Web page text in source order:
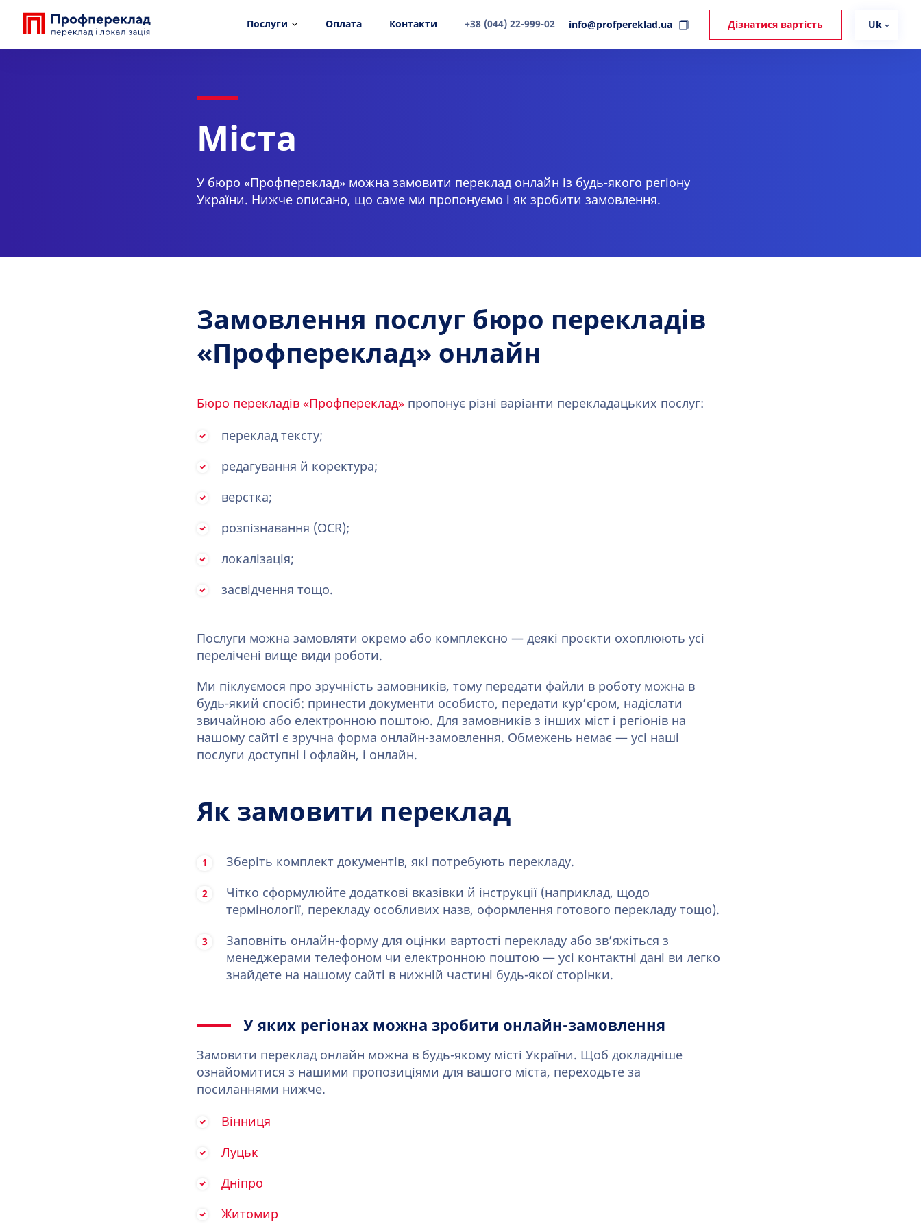
Послуги Оплата Контакти +38 (044) 22-999-02 info@profpereklad.ua Дізнатися вартість Uk
Міста
У бюро «Профпереклад» можна замовити переклад онлайн із будь-якого регіону
України. Нижче описано, що саме ми пропонуємо і як зробити замовлення.
Замовлення послуг бюро перекладів
«Профпереклад» онлайн
Бюро перекладів «Профпереклад» пропонує різні варіанти перекладацьких послуг:
переклад тексту;
редагування й коректура;
верстка;
розпізнавання (OCR);
локалізація;
засвідчення тощо.
Послуги можна замовляти окремо або комплексно — деякі проєкти охоплюють усі
перелічені вище види роботи.
Ми піклуємося про зручність замовників, тому передати файли в роботу можна в
будь-який спосіб: принести документи особисто, передати кур’єром, надіслати
звичайною або електронною поштою. Для замовників з інших міст і регіонів на
нашому сайті є зручна форма онлайн-замовлення. Обмежень немає — усі наші
послуги доступні і офлайн, і онлайн.
Як замовити переклад
Зберіть комплект документів, які потребують перекладу.
Чітко сформулюйте додаткові вказівки й інструкції (наприклад, щодо
термінології, перекладу особливих назв, оформлення готового перекладу тощо).
Заповніть онлайн-форму для оцінки вартості перекладу або зв’яжіться з
менеджерами телефоном чи електронною поштою — усі контактні дані ви легко
знайдете на нашому сайті в нижній частині будь-якої сторінки.
У яких регіонах можна зробити онлайн-замовлення
Замовити переклад онлайн можна в будь-якому місті України. Щоб докладніше
ознайомитися з нашими пропозиціями для вашого міста, переходьте за
посиланнями нижче.
Вінниця
Луцьк
Дніпро
Житомир